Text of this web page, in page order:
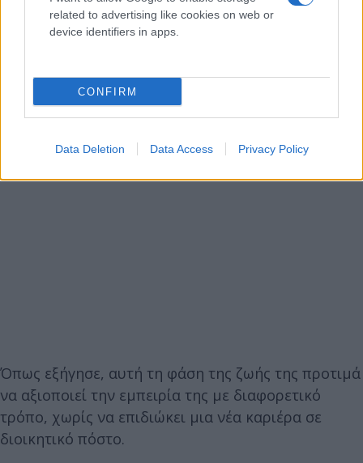
related to advertising like cookies on web or
device identifiers in apps.
CONFIRM
Data Deletion Data Access Privacy Policy
Όπως εξήγησε, αυτή τη φάση της ζωής της προτιμά
να αξιοποιεί την εμπειρία της με διαφορετικό
τρόπο, χωρίς να επιδιώκει μια νέα καριέρα σε
διοικητικό πόστο.